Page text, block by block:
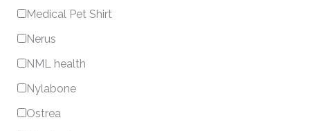
Medical Pet Shirt
Nerus
NML health
Nylabone
Ostrea